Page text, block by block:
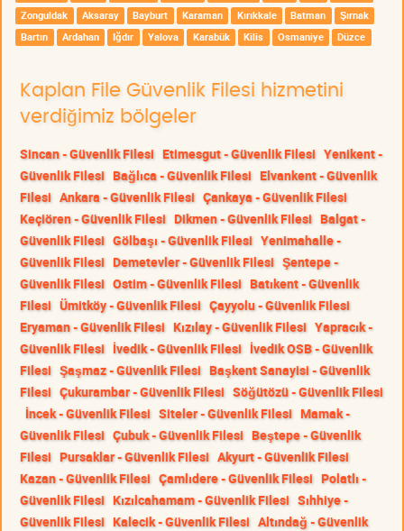
Zonguldak Aksaray Bayburt Karaman Kırıkkale Batman
Şırnak
Bartın
Ardahan Iğdır Yalova Karabük Kilis Osmaniye Düzce
Kaplan File Güvenlik Filesi hizmetini
verdiğimiz bölgeler
Sincan - Güvenlik Filesi Etimesgut - Güvenlik Filesi Yenikent -
Güvenlik Filesi Bağlıca - Güvenlik Filesi Elvankent - Güvenlik
Filesi Ankara - Güvenlik Filesi Çankaya - Güvenlik Filesi
Keçiören - Güvenlik Filesi Dikmen - Güvenlik Filesi Balgat -
Güvenlik Filesi Gölbaşı - Güvenlik Filesi Yenimahalle -
Güvenlik Filesi Demetevler - Güvenlik Filesi Şentepe -
Güvenlik Filesi Ostim - Güvenlik Filesi Batıkent - Güvenlik
Filesi Ümitköy - Güvenlik Filesi Çayyolu - Güvenlik Filesi
Eryaman - Güvenlik Filesi Kızılay - Güvenlik Filesi Yapracık -
Güvenlik Filesi İvedik - Güvenlik Filesi İvedik OSB - Güvenlik
Filesi Şaşmaz - Güvenlik Filesi Başkent Sanayisi - Güvenlik
Filesi Çukurambar - Güvenlik Filesi Söğütözü - Güvenlik Filesi
İncek - Güvenlik Filesi Siteler - Güvenlik Filesi Mamak -
Güvenlik Filesi Çubuk - Güvenlik Filesi Beştepe - Güvenlik
Filesi Pursaklar - Güvenlik Filesi Akyurt - Güvenlik Filesi
Kazan - Güvenlik Filesi Çamlıdere - Güvenlik Filesi Polatlı -
Güvenlik Filesi Kızılcahamam - Güvenlik Filesi Sıhhiye -
Güvenlik Filesi Kalecik - Güvenlik Filesi Altındağ - Güvenlik